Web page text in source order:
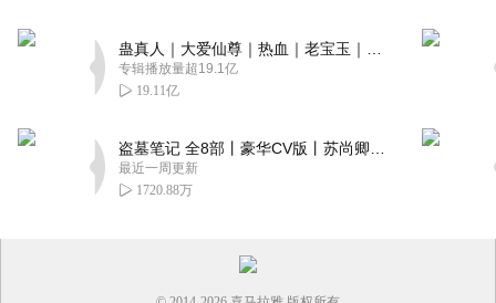
专辑播放量超19.1亿
19.11亿
最近一周更新
1720.88万